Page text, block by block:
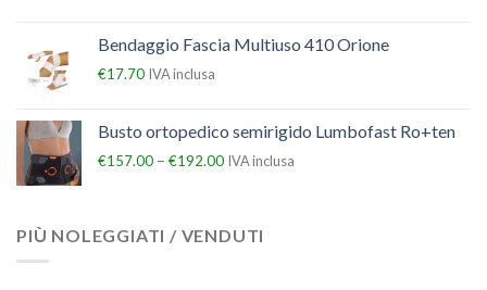
Bendaggio Fascia Multiuso 410 Orione
€17.70 IVA inclusa
Busto ortopedico semirigido Lumbofast Ro+ten
€157.00 – €192.00 IVA inclusa
PIÙ NOLEGGIATI / VENDUTI